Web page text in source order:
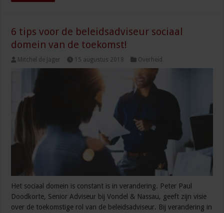
6 tips voor de beleidsadviseur sociaal
domein van de toekomst!
Mitchel de Jager 15 augustus 2018 Overheid
Het sociaal domein is constant is in verandering. Peter Paul
Doodkorte, Senior Adviseur bij Vondel & Nassau, geeft zijn visie
over de toekomstige rol van de beleidsadviseur. Bij verandering in